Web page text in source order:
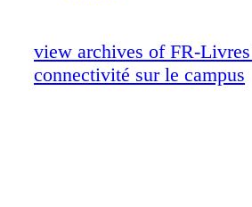
view archives of FR-
connectivité sur le campus